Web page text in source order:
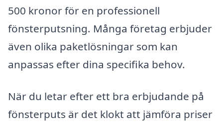
500 kronor för en professionell
fönsterputsning. Många företag erbjuder
även olika paketlösningar som kan
anpassas efter dina specifika behov.
När du letar efter ett bra erbjudande på
fönsterputs är det klokt att jämföra priser